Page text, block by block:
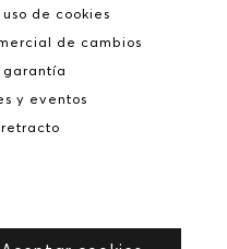
de cookies
de cambios
garantía
y eventos